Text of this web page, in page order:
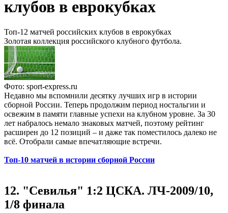
клубов в еврокубках
Топ-12 матчей российских клубов в еврокубках
Золотая коллекция российского клубного футбола.
Фото: sport-express.ru
Недавно мы вспомнили десятку лучших игр в истории
сборной России. Теперь продолжим период ностальгии и
освежим в памяти главные успехи на клубном уровне. За 30
лет набралось немало знаковых матчей, поэтому рейтинг
расширен до 12 позиций – и даже так поместилось далеко не
всё. Отобрали самые впечатляющие встречи.
Топ-10 матчей в истории сборной России
12. "Севилья" 1:2 ЦСКА. ЛЧ-2009/10,
1/8 финала